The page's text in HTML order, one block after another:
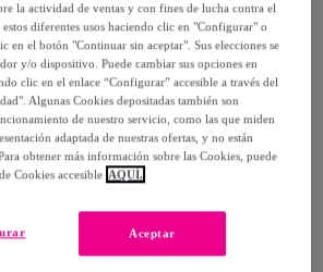
€
€ de compra
08y el20/08
la actividad de ventas y con fines de lucha contra el
diferentes usos haciendo clic en "Configurar" o
en el botón "Continuar sin aceptar". Sus elecciones se
y/o dispositivo. Puede cambiar sus opciones en
clic en el enlace “Configurar” accesible a través del
Algunas Cookies depositadas también son
de nuestro servicio, como las que miden
adaptada de nuestras ofertas, y no están
obtener más información sobre las Cookies, puede
Cookies accesible AQUÍ.
Aceptar